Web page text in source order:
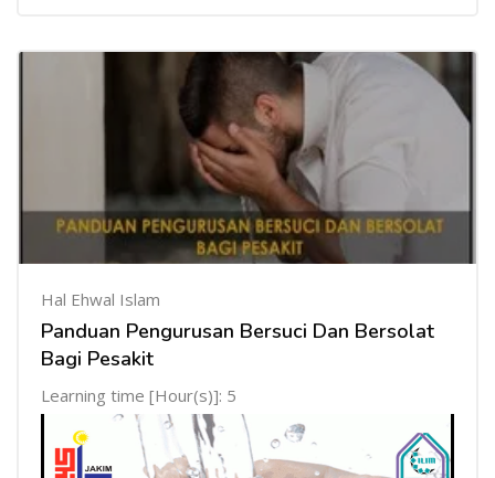
Hal Ehwal Islam
Panduan Pengurusan Bersuci Dan Bersolat
Bagi Pesakit
Learning time [Hour(s)]: 5